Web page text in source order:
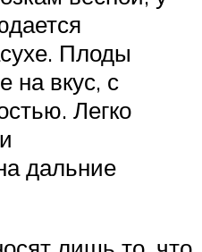
Плоды
на вкус, с
Легко
дальние